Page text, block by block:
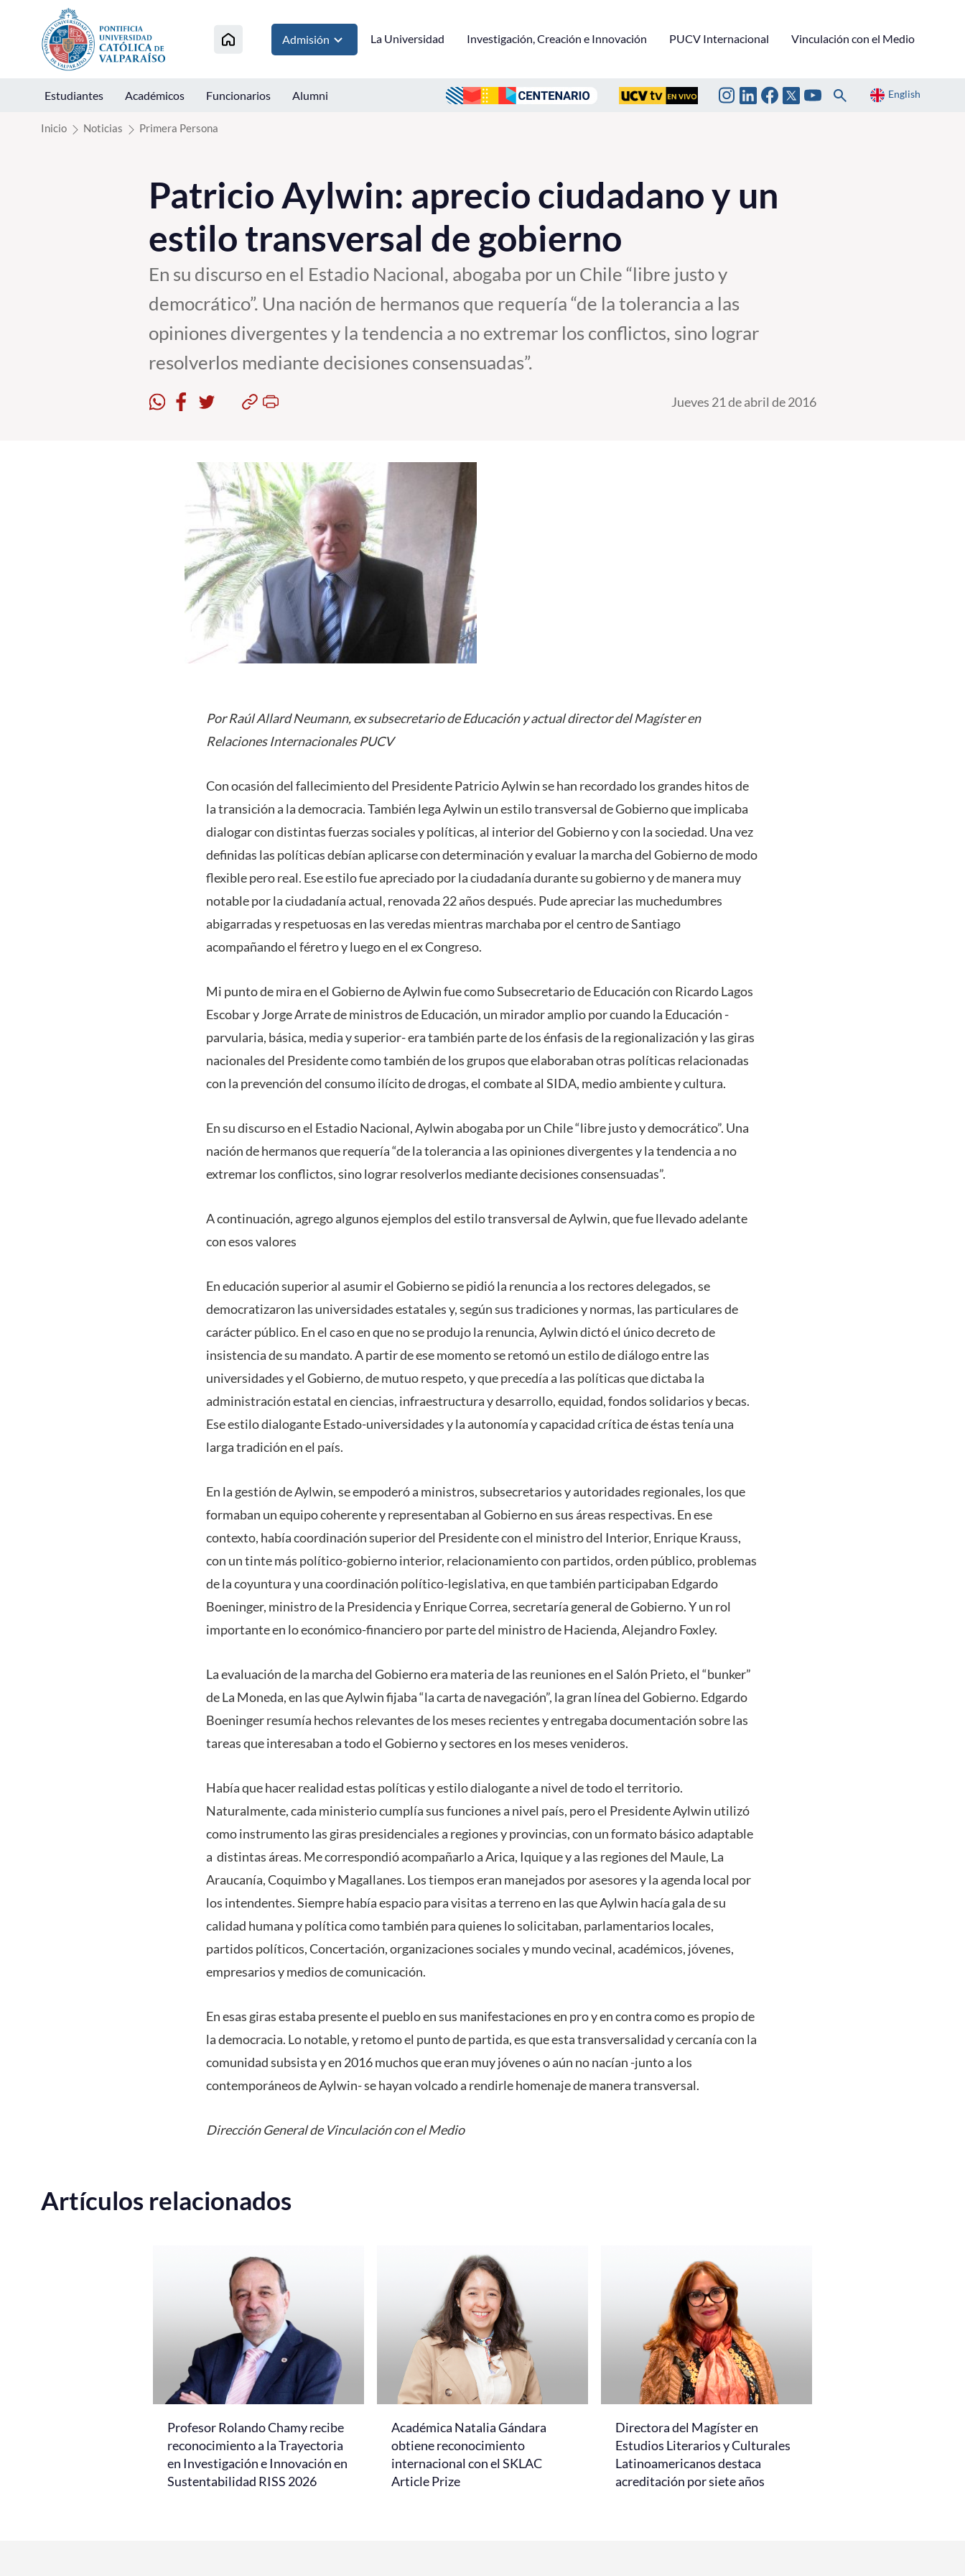
Click acá para ir directamente al contenido
Admisión La Universidad Investigación, Creación e Innovación PUCV Internacional Vinculación con el Medio
Estudiantes Académicos Funcionarios Alumni English
Inicio Noticias Primera Persona
Patricio Aylwin: aprecio ciudadano y un
estilo transversal de gobierno
En su discurso en el Estadio Nacional, abogaba por un Chile “libre justo y
democrático”. Una nación de hermanos que requería “de la tolerancia a las
opiniones divergentes y la tendencia a no extremar los conflictos, sino lograr
resolverlos mediante decisiones consensuadas”.
Jueves 21 de abril de 2016
Por Raúl Allard Neumann, ex subsecretario de Educación y actual director del Magíster en
Relaciones Internacionales PUCV
Con ocasión del fallecimiento del Presidente Patricio Aylwin se han recordado los grandes hitos de
la transición a la democracia. También lega Aylwin un estilo transversal de Gobierno que implicaba
dialogar con distintas fuerzas sociales y políticas, al interior del Gobierno y con la sociedad. Una vez
definidas las políticas debían aplicarse con determinación y evaluar la marcha del Gobierno de modo
flexible pero real. Ese estilo fue apreciado por la ciudadanía durante su gobierno y de manera muy
notable por la ciudadanía actual, renovada 22 años después. Pude apreciar las muchedumbres
abigarradas y respetuosas en las veredas mientras marchaba por el centro de Santiago
acompañando el féretro y luego en el ex Congreso.
Mi punto de mira en el Gobierno de Aylwin fue como Subsecretario de Educación con Ricardo Lagos
Escobar y Jorge Arrate de ministros de Educación, un mirador amplio por cuando la Educación -
parvularia, básica, media y superior- era también parte de los énfasis de la regionalización y las giras
nacionales del Presidente como también de los grupos que elaboraban otras políticas relacionadas
con la prevención del consumo ilícito de drogas, el combate al SIDA, medio ambiente y cultura.
En su discurso en el Estadio Nacional, Aylwin abogaba por un Chile “libre justo y democrático”. Una
nación de hermanos que requería “de la tolerancia a las opiniones divergentes y la tendencia a no
extremar los conflictos, sino lograr resolverlos mediante decisiones consensuadas”.
A continuación, agrego algunos ejemplos del estilo transversal de Aylwin, que fue llevado adelante
con esos valores
En educación superior al asumir el Gobierno se pidió la renuncia a los rectores delegados, se
democratizaron las universidades estatales y, según sus tradiciones y normas, las particulares de
carácter público. En el caso en que no se produjo la renuncia, Aylwin dictó el único decreto de
insistencia de su mandato. A partir de ese momento se retomó un estilo de diálogo entre las
universidades y el Gobierno, de mutuo respeto, y que precedía a las políticas que dictaba la
administración estatal en ciencias, infraestructura y desarrollo, equidad, fondos solidarios y becas.
Ese estilo dialogante Estado-universidades y la autonomía y capacidad crítica de éstas tenía una
larga tradición en el país.
En la gestión de Aylwin, se empoderó a ministros, subsecretarios y autoridades regionales, los que
formaban un equipo coherente y representaban al Gobierno en sus áreas respectivas. En ese
contexto, había coordinación superior del Presidente con el ministro del Interior, Enrique Krauss,
con un tinte más político-gobierno interior, relacionamiento con partidos, orden público, problemas
de la coyuntura y una coordinación político-legislativa, en que también participaban Edgardo
Boeninger, ministro de la Presidencia y Enrique Correa, secretaría general de Gobierno. Y un rol
importante en lo económico-financiero por parte del ministro de Hacienda, Alejandro Foxley.
La evaluación de la marcha del Gobierno era materia de las reuniones en el Salón Prieto, el “bunker”
de La Moneda, en las que Aylwin fijaba “la carta de navegación”, la gran línea del Gobierno. Edgardo
Boeninger resumía hechos relevantes de los meses recientes y entregaba documentación sobre las
tareas que interesaban a todo el Gobierno y sectores en los meses venideros.
Había que hacer realidad estas políticas y estilo dialogante a nivel de todo el territorio.
Naturalmente, cada ministerio cumplía sus funciones a nivel país, pero el Presidente Aylwin utilizó
como instrumento las giras presidenciales a regiones y provincias, con un formato básico adaptable
a distintas áreas. Me correspondió acompañarlo a Arica, Iquique y a las regiones del Maule, La
Araucanía, Coquimbo y Magallanes. Los tiempos eran manejados por asesores y la agenda local por
los intendentes. Siempre había espacio para visitas a terreno en las que Aylwin hacía gala de su
calidad humana y política como también para quienes lo solicitaban, parlamentarios locales,
partidos políticos, Concertación, organizaciones sociales y mundo vecinal, académicos, jóvenes,
empresarios y medios de comunicación.
En esas giras estaba presente el pueblo en sus manifestaciones en pro y en contra como es propio de
la democracia. Lo notable, y retomo el punto de partida, es que esta transversalidad y cercanía con la
comunidad subsista y en 2016 muchos que eran muy jóvenes o aún no nacían -junto a los
contemporáneos de Aylwin- se hayan volcado a rendirle homenaje de manera transversal.
Dirección General de Vinculación con el Medio
Artículos relacionados
Profesor Rolando Chamy recibe
reconocimiento a la Trayectoria
en Investigación e Innovación en
Sustentabilidad RISS 2026
Académica Natalia Gándara
obtiene reconocimiento
internacional con el SKLAC
Article Prize
Directora del Magíster en
Estudios Literarios y Culturales
Latinoamericanos destaca
acreditación por siete años